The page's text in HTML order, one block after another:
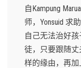
自Kampung
师，Yonsuid 求
自己无法治好
徒，只要跟随
样的缘由，再